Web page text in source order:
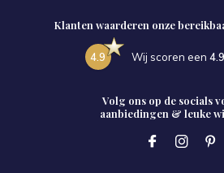
Klanten waarderen onze
4.9 Wij scoren een 4.9
Volg ons op de socials
aanbiedingen & leuke